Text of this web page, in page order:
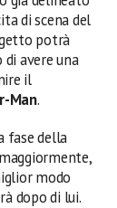
di scena del
potrà
avere una
il
Man.
fase della
modo
dopo di lui.